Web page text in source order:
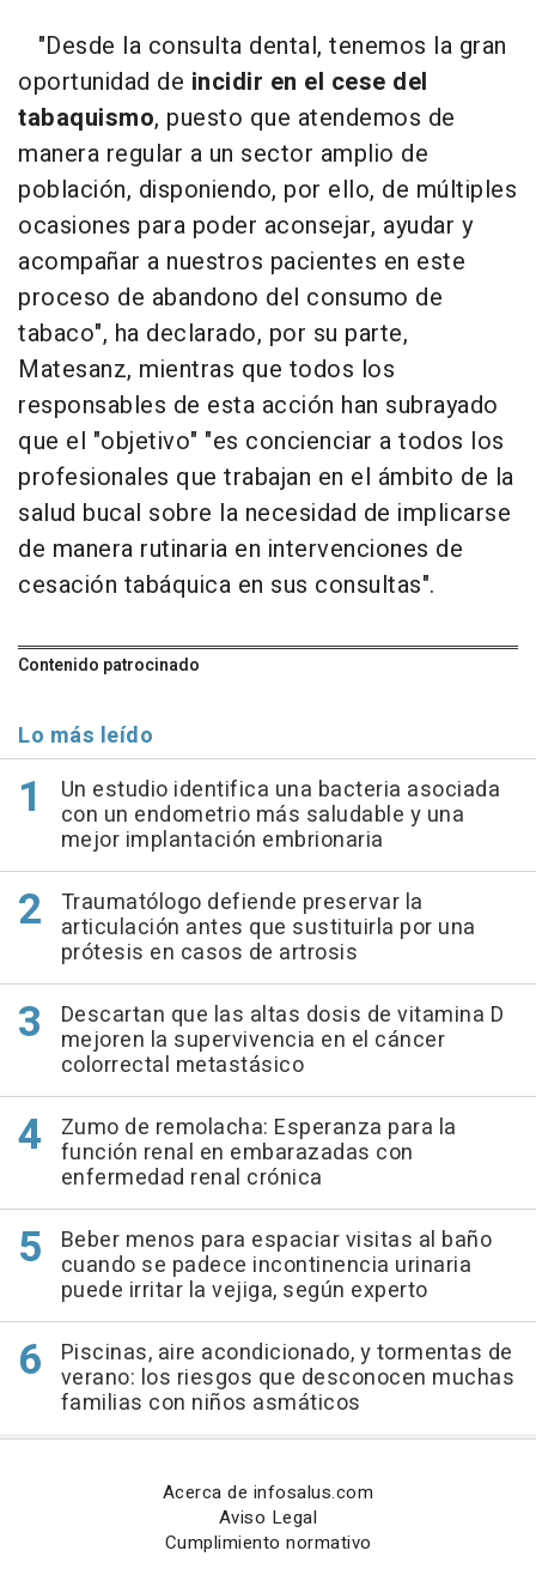
"Desde la consulta dental, tenemos la gran
oportunidad de incidir en el cese del
tabaquismo, puesto que atendemos de
manera regular a un sector amplio de
población, disponiendo, por ello, de múltiples
ocasiones para poder aconsejar, ayudar y
acompañar a nuestros pacientes en este
proceso de abandono del consumo de
tabaco", ha declarado, por su parte,
Matesanz, mientras que todos los
responsables de esta acción han subrayado
que el "objetivo" "es concienciar a todos los
profesionales que trabajan en el ámbito de la
salud bucal sobre la necesidad de implicarse
de manera rutinaria en intervenciones de
cesación tabáquica en sus consultas".
Contenido patrocinado
Lo más leído
Un estudio identifica una bacteria asociada
con un endometrio más saludable y una
mejor implantación embrionaria
Traumatólogo defiende preservar la
articulación antes que sustituirla por una
prótesis en casos de artrosis
Descartan que las altas dosis de vitamina D
mejoren la supervivencia en el cáncer
colorrectal metastásico
Zumo de remolacha: Esperanza para la
función renal en embarazadas con
enfermedad renal crónica
Beber menos para espaciar visitas al baño
cuando se padece incontinencia urinaria
puede irritar la vejiga, según experto
Piscinas, aire acondicionado, y tormentas de
verano: los riesgos que desconocen muchas
familias con niños asmáticos
Acerca de infosalus.com
Aviso Legal
Cumplimiento normativo